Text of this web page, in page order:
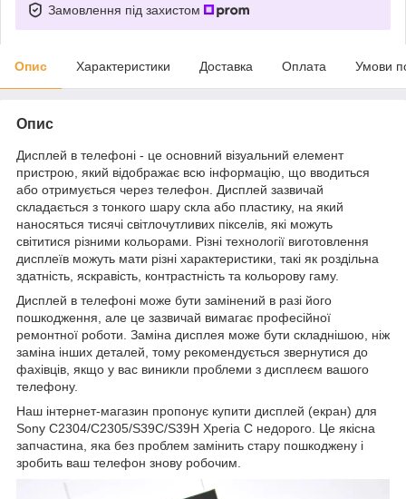
Замовлення під захистом
Опис Характеристики Доставка Оплата Умови
Опис
Дисплей в телефоні - це основний візуальний елемент
пристрою, який відображає всю інформацію, що вводиться
або отримується через телефон. Дисплей зазвичай
складається з тонкого шару скла або пластику, на який
наносяться тисячі світлочутливих пікселів, які можуть
світитися різними кольорами. Різні технології виготовлення
дисплеїв можуть мати різні характеристики, такі як роздільна
здатність, яскравість, контрастність та кольорову гаму.
Дисплей в телефоні може бути замінений в разі його
пошкодження, але це зазвичай вимагає професійної
ремонтної роботи. Заміна дисплея може бути складнішою, ніж
заміна інших деталей, тому рекомендується звернутися до
фахівців, якщо у вас виникли проблеми з дисплеєм вашого
телефону.
Наш інтернет-магазин пропонує купити дисплей (екран) для
Sony C2304/C2305/S39C/S39H Xperia C недорого. Це якісна
запчастина, яка без проблем замінить стару пошкоджену і
зробить ваш телефон знову робочим.